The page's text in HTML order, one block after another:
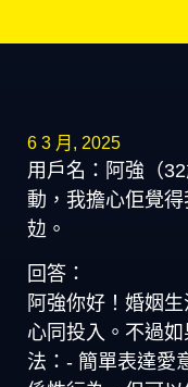
6 3 月, 2025
用戶名：阿強（
動，我擔心佢覺
攰。
回答：
阿強你好！婚姻
心同投入。不過
法：- 簡單表達愛